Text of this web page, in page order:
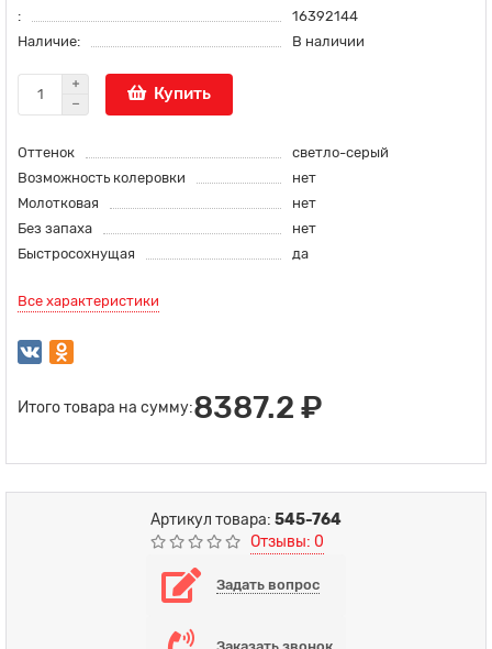
:
16392144
Наличие:
В наличии
Купить
Оттенок
светло-серый
Возможность колеровки
нет
Молотковая
нет
Без запаха
нет
Быстросохнущая
да
Все характеристики
Итого товара на сумму:8387.2 ₽
Артикул товара: 545-764
Отзывы: 0
Задать вопрос